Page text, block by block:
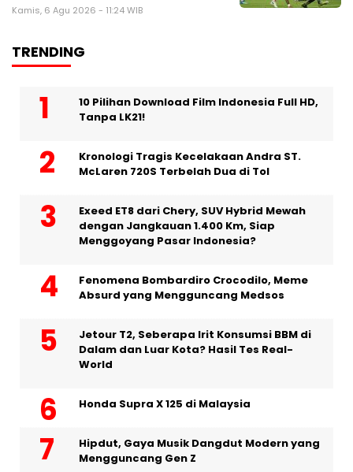
Kamis, 6 Agu 2026 - 11:24 WIB
TRENDING
10 Pilihan Download Film Indonesia Full HD,
Tanpa LK21!
Kronologi Tragis Kecelakaan Andra ST.
McLaren 720S Terbelah Dua di Tol
Exeed ET8 dari Chery, SUV Hybrid Mewah
dengan Jangkauan 1.400 Km, Siap
Menggoyang Pasar Indonesia?
Fenomena Bombardiro Crocodilo, Meme
Absurd yang Mengguncang Medsos
Jetour T2, Seberapa Irit Konsumsi BBM di
Dalam dan Luar Kota? Hasil Tes Real-
World
Honda Supra X 125 di Malaysia
Hipdut, Gaya Musik Dangdut Modern yang
Mengguncang Gen Z